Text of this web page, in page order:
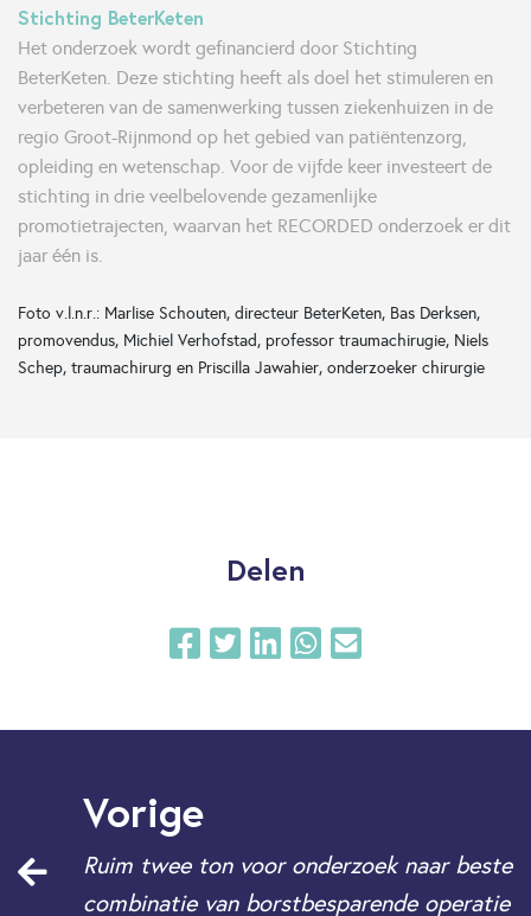
Stichting BeterKeten
Het onderzoek wordt gefinancierd door Stichting
BeterKeten. Deze stichting heeft als doel het stimuleren en
verbeteren van de samenwerking tussen ziekenhuizen in de
regio Groot-Rijnmond op het gebied van patiëntenzorg,
opleiding en wetenschap. Voor de vijfde keer investeert de
stichting in drie veelbelovende gezamenlijke
promotietrajecten, waarvan het RECORDED onderzoek er dit
jaar één is.
Foto v.l.n.r.: Marlise Schouten, directeur BeterKeten, Bas Derksen,
promovendus, Michiel Verhofstad, professor traumachirugie, Niels
Schep, traumachirurg en Priscilla Jawahier, onderzoeker chirurgie
Delen
Vorige
Ruim twee ton voor onderzoek naar beste
combinatie van borstbesparende operatie